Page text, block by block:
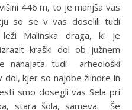
446 m, to je manjša vas
so se v vas doselili tudi
Malinska draga, ki je
kraški dol ob južnem
nahajata tudi arheološki
kjer so najdbe žlindre in
smo dosegli vas Sela pri
stara šola, sameva. Še